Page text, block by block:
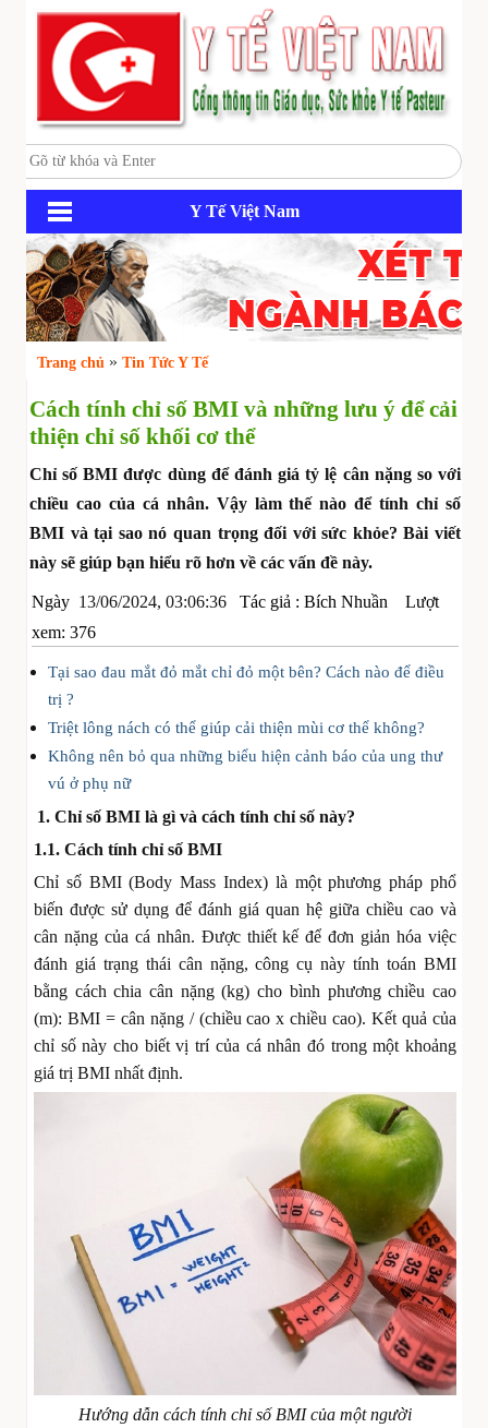
Y Tế Việt Nam
Trang chủ » Tin Tức Y Tế
Cách tính chỉ số BMI và những lưu ý để cải
thiện chỉ số khối cơ thể
Chỉ số BMI được dùng để đánh giá tỷ lệ cân nặng so với
chiều cao của cá nhân. Vậy làm thế nào để tính chỉ số
BMI và tại sao nó quan trọng đối với sức khỏe? Bài viết
này sẽ giúp bạn hiểu rõ hơn về các vấn đề này.
Ngày 13/06/2024, 03:06:36 Tác giả : Bích Nhuần Lượt
xem: 376
Tại sao đau mắt đỏ mắt chỉ đỏ một bên? Cách nào để điều
trị ?
Triệt lông nách có thể giúp cải thiện mùi cơ thể không?
Không nên bỏ qua những biểu hiện cảnh báo của ung thư
vú ở phụ nữ
1. Chỉ số BMI là gì và cách tính chỉ số này?
1.1. Cách tính chỉ số BMI
Chỉ số BMI (Body Mass Index) là một phương pháp phổ
biến được sử dụng để đánh giá quan hệ giữa chiều cao và
cân nặng của cá nhân. Được thiết kế để đơn giản hóa việc
đánh giá trạng thái cân nặng, công cụ này tính toán BMI
bằng cách chia cân nặng (kg) cho bình phương chiều cao
(m): BMI = cân nặng / (chiều cao x chiều cao). Kết quả của
chỉ số này cho biết vị trí của cá nhân đó trong một khoảng
giá trị BMI nhất định.
Hướng dẫn cách tính chỉ số BMI của một người